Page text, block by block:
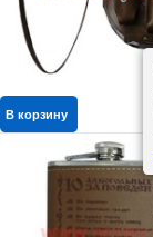
В корзину